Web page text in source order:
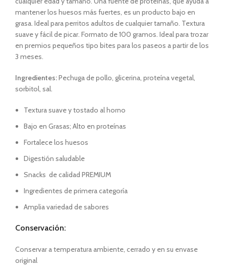
mantener los huesos más fuertes, es un producto bajo en
grasa. Ideal para perritos adultos de cualquier tamaño. Textura
suave y fácil de picar. Formato de 100 gramos. Ideal para trozar
en premios pequeños tipo bites para los paseos a partir de los
3 meses.
Ingredientes:Pechuga de pollo, glicerina, proteína vegetal,
sorbitol, sal.
Textura suave y tostado al horno
Bajo en Grasas; Alto en proteínas
Fortalece los huesos
Digestión saludable
Snacks de calidad PREMIUM
Ingredientes de primera categoría
Amplia variedad de sabores
Conservación:
Conservar a temperatura ambiente, cerrado y en su envase
original